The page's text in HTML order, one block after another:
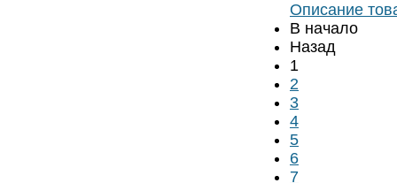
Описание
В начало
Назад
1
2
3
4
5
6
7